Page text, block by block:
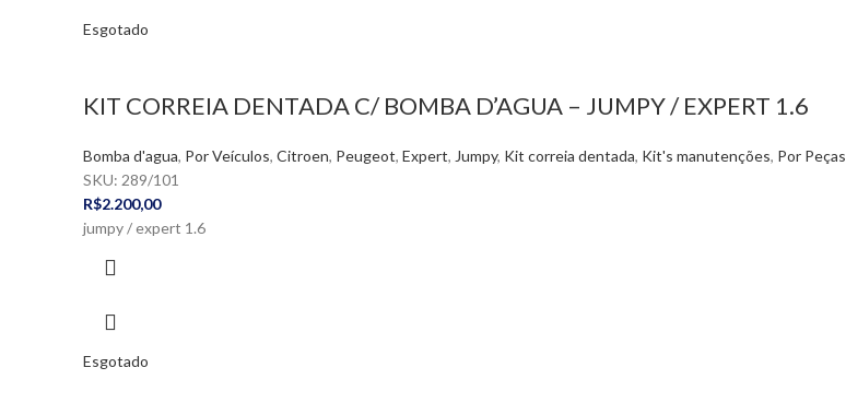
Esgotado
KIT CORREIA DENTADA C/ BOMBA D’AGUA – JUMPY / EXPERT 1.6
Bomba d'agua, Por Veículos, Citroen, Peugeot, Expert, Jumpy, Kit correia dentada, Kit's manutenções, Por Peças
SKU: 289/101
R$2.200,00
jumpy / expert 1.6
Esgotado